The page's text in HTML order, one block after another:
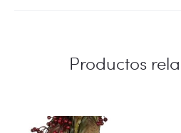
Productos